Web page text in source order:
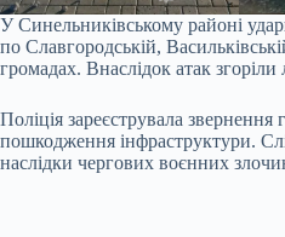
У Синельниківському районі
по Славгородській,
громадах. Внаслідок атак згоріли
Поліція зареєструвала звернення
пошкодження інфраструктури.
наслідки чергових воєнних